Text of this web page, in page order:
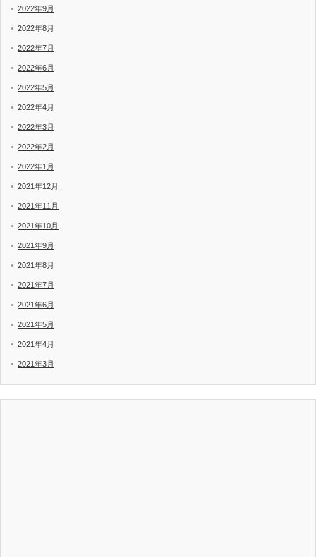
2022年9月
2022年8月
2022年7月
2022年6月
2022年5月
2022年4月
2022年3月
2022年2月
2022年1月
2021年12月
2021年11月
2021年10月
2021年9月
2021年8月
2021年7月
2021年6月
2021年5月
2021年4月
2021年3月